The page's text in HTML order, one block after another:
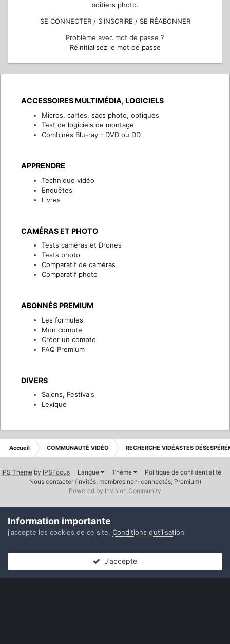
boîtiers photo.
SE CONNECTER / S'INSCRIRE / SE RÉABONNER
Problème avec mot de passe ?
Réinitialisez le mot de passe
ACCESSOIRES MULTIMÉDIA, LOGICIELS
Micros, cartes, sacs photo, optiques
Test de logiciels de montage
Combinés Blu-ray - DVD ou DD
APPRENDRE
Technique vidéo
Enquêtes
Livres
CAMÉRAS ET PHOTO
Tests caméras et Drones
Tests photo
Comparatif de caméras
Comparatif photo
ABONNÉS PREMIUM
Les formules
Mon compte
Créer un compte
FAQ Premium
DIVERS
Salons, Festivals
Lexique
Accueil COMMUNAUTÉ VIDÉO RECHERCHE VIDÉASTES
IPS Theme by IPSFocus Langue Thème
Politique de confidentialité
Nous contacter (invités, membres non-connectés, Premium)
Powered by Invision Community
Information importante
j'accepte les cookies de ce site. Conditions d’utilisation
J’accepte